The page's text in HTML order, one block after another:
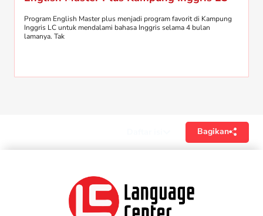
Program English Master plus menjadi program favorit di Kampung
Inggris LC untuk mendalami bahasa Inggris selama 4 bulan
lamanya. Tak
Bagikan